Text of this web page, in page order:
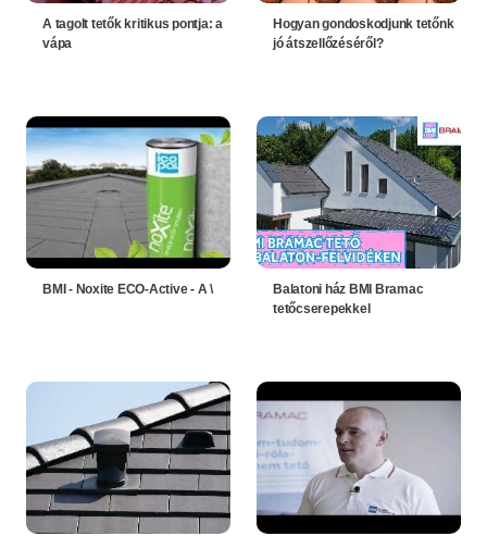
A tagolt tetők kritikus pontja: a
vápa
Hogyan gondoskodjunk tetőnk
jó átszellőzéséről?
BMI - Noxite ECO-Active - A \
Balatoni ház BMI Bramac
tetőcserepekkel